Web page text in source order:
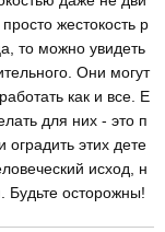
жестокость р
то можно увидеть
Они могут
как и все. Е
для них - это п
этих дете
исход, н
Будьте осторожны!